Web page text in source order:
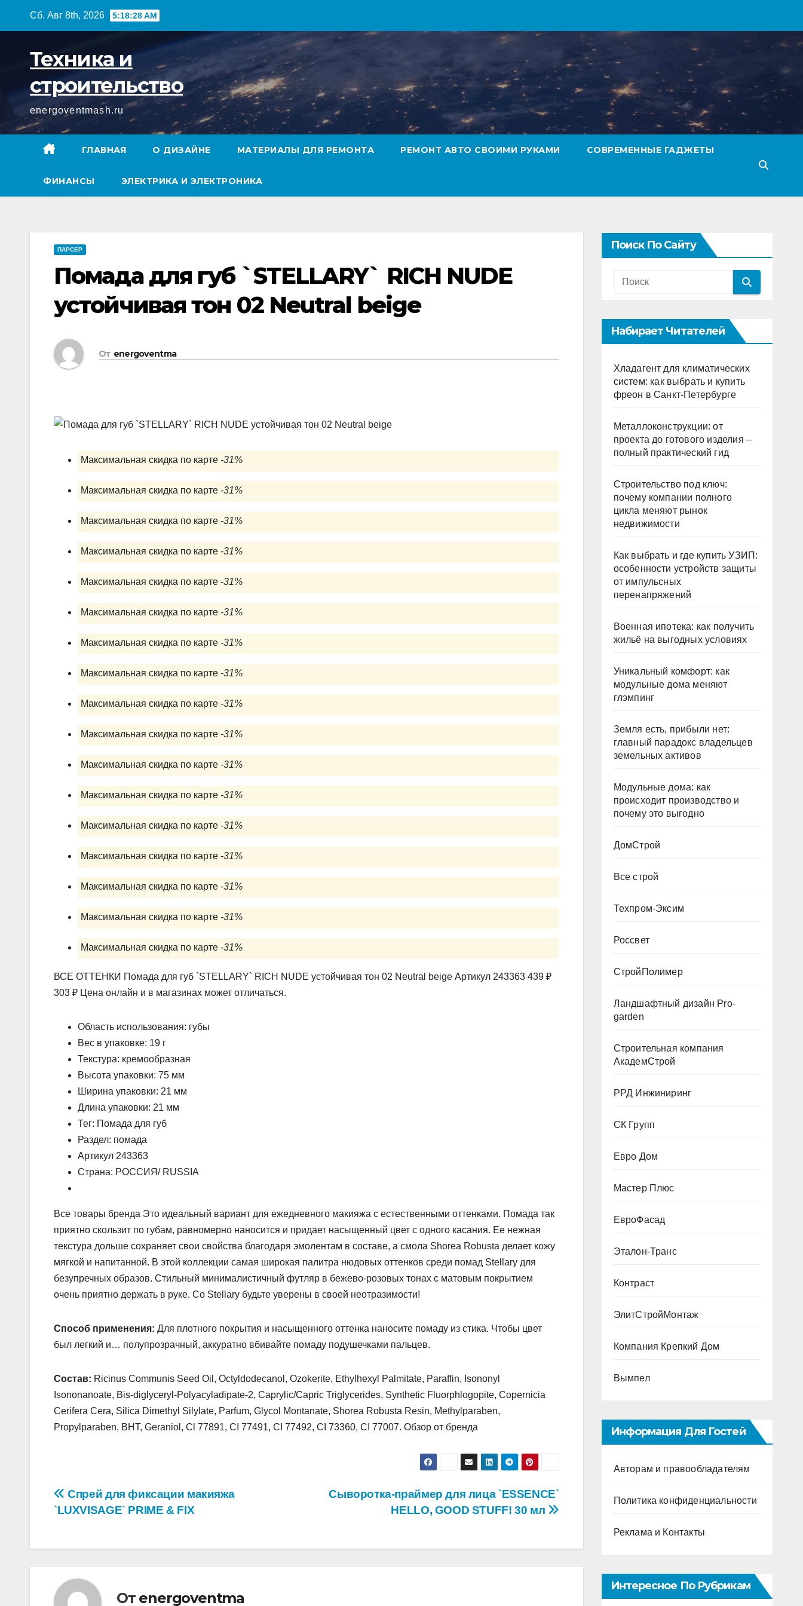
Сб. Авг 8th, 2026 5:18:29 AM
Техника и
строительство
energoventmash.ru
ГЛАВНАЯ О ДИЗАЙНЕ МАТЕРИАЛЫ ДЛЯ РЕМОНТА РЕМОНТ АВТО СВОИМИ РУКАМИ СОВРЕМЕННЫЕ ГАДЖЕТЫ
ФИНАНСЫ ЭЛЕКТРИКА И ЭЛЕКТРОНИКА
ПАРСЕР
Помада для губ `STELLARY` RICH NUDE
устойчивая тон 02 Neutral beige
От energoventma
Максимальная скидка по карте -31%
Максимальная скидка по карте -31%
Максимальная скидка по карте -31%
Максимальная скидка по карте -31%
Максимальная скидка по карте -31%
Максимальная скидка по карте -31%
Максимальная скидка по карте -31%
Максимальная скидка по карте -31%
Максимальная скидка по карте -31%
Максимальная скидка по карте -31%
Максимальная скидка по карте -31%
Максимальная скидка по карте -31%
Максимальная скидка по карте -31%
Максимальная скидка по карте -31%
Максимальная скидка по карте -31%
Максимальная скидка по карте -31%
Максимальная скидка по карте -31%
ВСЕ ОТТЕНКИ Помада для губ `STELLARY` RICH NUDE устойчивая тон 02 Neutral beige Артикул 243363 439 ₽
303 ₽ Цена онлайн и в магазинах может отличаться.
Область использования: губы
Вес в упаковке: 19 г
Текстура: кремообразная
Высота упаковки: 75 мм
Ширина упаковки: 21 мм
Длина упаковки: 21 мм
Тег: Помада для губ
Раздел: помада
Артикул 243363
Страна: РОССИЯ/ RUSSIA
Все товары бренда Это идеальный вариант для ежедневного макияжа с естественными оттенками. Помада так
приятно скользит по губам, равномерно наносится и придает насыщенный цвет с одного касания. Ее нежная
текстура дольше сохраняет свои свойства благодаря эмолентам в составе, а смола Shorea Robusta делает кожу
мягкой и напитанной. В этой коллекции самая широкая палитра нюдовых оттенков среди помад Stellary для
безупречных образов. Стильный минималистичный футляр в бежево-розовых тонах с матовым покрытием
очень приятно держать в руке. Со Stellary будьте уверены в своей неотразимости!
Способ применения: Для плотного покрытия и насыщенного оттенка наносите помаду из стика. Чтобы цвет
был легкий и… полупрозрачный, аккуратно вбивайте помаду подушечками пальцев.
Состав: Ricinus Communis Seed Oil, Octyldodecanol, Ozokerite, Ethylhexyl Palmitate, Paraffin, Isononyl
Isononanoate, Bis-diglyceryl-Polyacyladipate-2, Caprylic/Capric Triglycerides, Synthetic Fluorphlogopite, Copernicia
Cerifera Cera, Silica Dimethyl Silylate, Parfum, Glycol Montanate, Shorea Robusta Resin, Methylparaben,
Propylparaben, ВНТ, Geraniol, Cl 77891, CI 77491, CI 77492, CI 73360, CI 77007. Обзор от бренда
Навигация
записям
Сыворотка-праймер для лица `ESSENCE`
HELLO, GOOD STUFF! 30 мл
Спрей для фиксации макияжа
`LUXVISAGE` PRIME & FIX
От energoventma
Поиск По Сайту
Набирает Читателей
Хладагент для климатических
систем: как выбрать и купить
фреон в Санкт-Петербурге
Металлоконструкции: от
проекта до готового изделия –
полный практический гид
Строительство под ключ:
почему компании полного
цикла меняют рынок
недвижимости
Как выбрать и где купить УЗИП:
особенности устройств защиты
от импульсных
перенапряжений
Военная ипотека: как получить
жильё на выгодных условиях
Уникальный комфорт: как
модульные дома меняют
глэмпинг
Земля есть, прибыли нет:
главный парадокс владельцев
земельных активов
Модульные дома: как
происходит производство и
почему это выгодно
ДомСтрой
Все строй
Техпром-Эксим
Россвет
СтройПолимер
Ландшафтный дизайн Pro-
garden
Строительная компания
АкадемСтрой
РРД Инжиниринг
СК Групп
Евро Дом
Мастер Плюс
ЕвроФасад
Эталон-Транс
Контраст
ЭлитСтройМонтаж
Компания Крепкий Дом
Вымпел
Информация Для Гостей
Авторам и правообладателям
Политика конфиденциальности
Реклама и Контакты
Интересное По Рубрикам